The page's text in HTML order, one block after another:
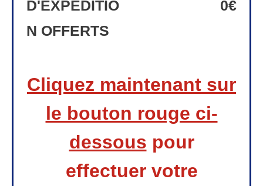
D'EXPÉDITIO
N OFFERTS
0€
Cliquez maintenant sur
le bouton rouge ci-
dessous pour
effectuer votre